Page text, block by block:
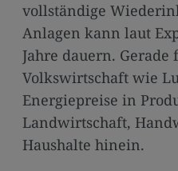
vollständige
Anlagen kann laut
Jahre dauern.
Volkswirtschaft wie
Energiepreise in
Landwirtschaft,
Haushalte hinein.